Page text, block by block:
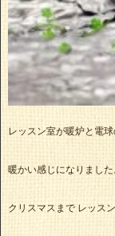
レッスン室が暖炉と電
暖かい感じになりました
クリスマスまで レッス